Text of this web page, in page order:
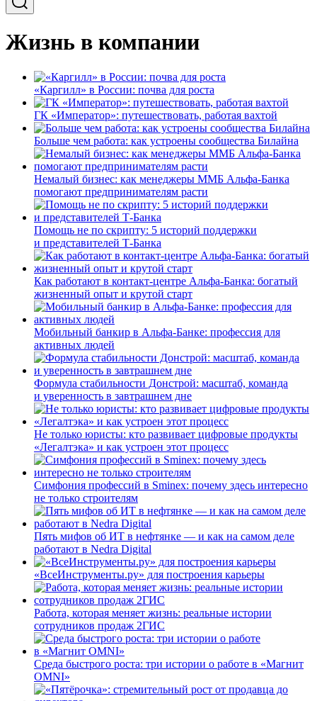
Жизнь в компании
«Каргилл» в России: почва для роста
ГК «Император»: путешествовать, работая вахтой
Больше чем работа: как устроены сообщества Билайна
Немалый бизнес: как менеджеры ММБ Альфа-Банка
помогают предпринимателям расти
Помощь не по скрипту: 5 историй поддержки
и представителей Т-Банка
Как работают в контакт-центре Альфа-Банка: богатый
жизненный опыт и крутой старт
Мобильный банкир в Альфа-Банке: профессия для
активных людей
Формула стабильности Донстрой: масштаб, команда
и уверенность в завтрашнем дне
Не только юристы: кто развивает цифровые продукты
«Легалтэка» и как устроен этот процесс
Симфония профессий в Sminex: почему здесь интересно
не только строителям
Пять мифов об ИТ в нефтянке — и как на самом деле
работают в Nedra Digital
«ВсеИнструменты.ру» для построения карьеры
Работа, которая меняет жизнь: реальные истории
сотрудников продаж 2ГИС
Среда быстрого роста: три истории о работе в «Магнит
OMNI»